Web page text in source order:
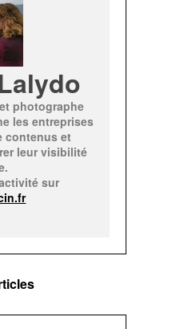
photographe
les entreprises
contenus et
leur visibilité
sur